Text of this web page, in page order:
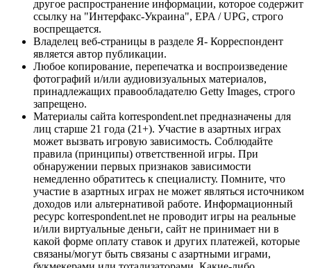
другое распространение информации, которое содержит
ссылку на "Интерфакс-Украина", EPA / UPG, строго
воспрещается.
Владелец веб-страницы в разделе Я- Корреспондент
является автор публикации.
Любое копирование, перепечатка и воспроизведение
фотографий и/или аудиовизуальных материалов,
принадлежащих правообладателю Getty Images, строго
запрещено.
Материалы сайта korrespondent.net предназначены для
лиц старше 21 года (21+). Участие в азартных играх
может вызвать игровую зависимость. Соблюдайте
правила (принципы) ответственной игры. При
обнаружении первых признаков зависимости
немедленно обратитесь к специалисту. Помните, что
участие в азартных играх не может являться источником
доходов или альтернативой работе. Информационный
ресурс korrespondent.net не проводит игры на реальные
и/или виртуальные деньги, сайт не принимает ни в
какой форме оплату ставок и других платежей, которые
связаны/могут быть связаны с азартными играми,